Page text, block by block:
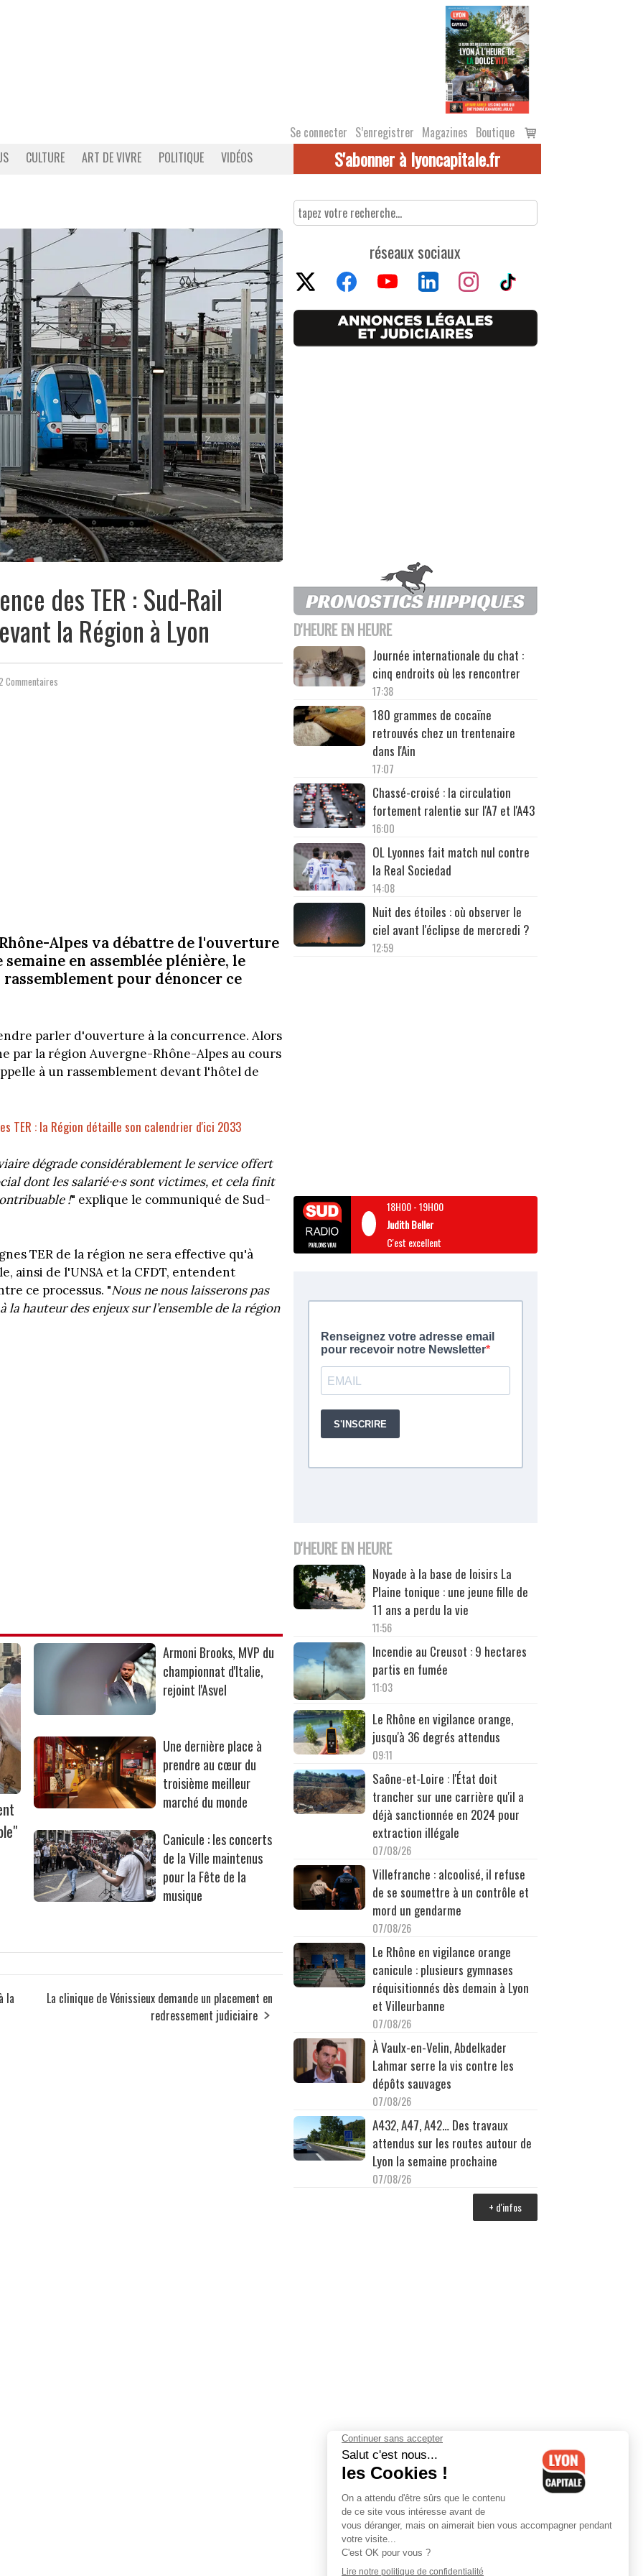
Se connecter S’enregistrer Magazines Boutique
Voir
le
CULTURE ART DE VIVRE POLITIQUE VIDÉOS S'abonner à lyoncapitale.fr
des TER : Sud-Rail
la Région à Lyon
Commentaires
Alpes va débattre de l'ouverture
en assemblée plénière, le
pour dénoncer ce
parler d'ouverture à la concurrence. Alors
par la région Auvergne-Rhône-Alpes au cours
à un rassemblement devant l'hôtel de
TER : la Région détaille son calendrier d'ici 2033
dégrade considérablement le service offert
dont les salarié·e·s sont victimes, et cela finit
!" explique le communiqué de Sud-
TER de la région ne sera effective qu'à
ainsi de l'UNSA et la CFDT, entendent
ce processus. "Nous ne nous laisserons pas
hauteur des enjeux sur l’ensemble de la région
Armoni Brooks, MVP du
championnat d'Italie,
rejoint l'Asvel
Une dernière place à
prendre au cœur du
troisième meilleur
marché du monde
Canicule : les concerts
de la Ville maintenus
pour la Fête de la
musique
la
La clinique de Vénissieux demande un placement en
redressement judiciaire
réseaux sociaux
D'HEURE EN HEURE
Journée internationale du chat :
cinq endroits où les rencontrer
17:38
180 grammes de cocaïne
retrouvés chez un trentenaire
dans l'Ain
17:07
Chassé-croisé : la circulation
fortement ralentie sur l'A7 et l'A43
16:00
OL Lyonnes fait match nul contre
la Real Sociedad
14:08
Nuit des étoiles : où observer le
ciel avant l'éclipse de mercredi ?
12:59
18H00-19H00
Judith Beller
C'est excellent
D'HEURE EN HEURE
Noyade à la base de loisirs La
Plaine tonique : une jeune fille de
11 ans a perdu la vie
11:56
Incendie au Creusot : 9 hectares
partis en fumée
11:03
Le Rhône en vigilance orange,
jusqu'à 36 degrés attendus
09:11
Saône-et-Loire : l'État doit
trancher sur une carrière qu'il a
déjà sanctionnée en 2024 pour
extraction illégale
07/08/26
Villefranche : alcoolisé, il refuse
de se soumettre à un contrôle et
mord un gendarme
07/08/26
Le Rhône en vigilance orange
canicule : plusieurs gymnases
réquisitionnés dès demain à Lyon
et Villeurbanne
07/08/26
À Vaulx-en-Velin, Abdelkader
Lahmar serre la vis contre les
dépôts sauvages
07/08/26
A432, A47, A42… Des travaux
attendus sur les routes autour de
Lyon la semaine prochaine
07/08/26
+ d'infos